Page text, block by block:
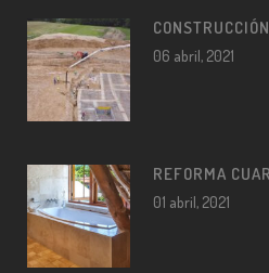
06 abril, 2021
REFORMA
01 abril, 2021